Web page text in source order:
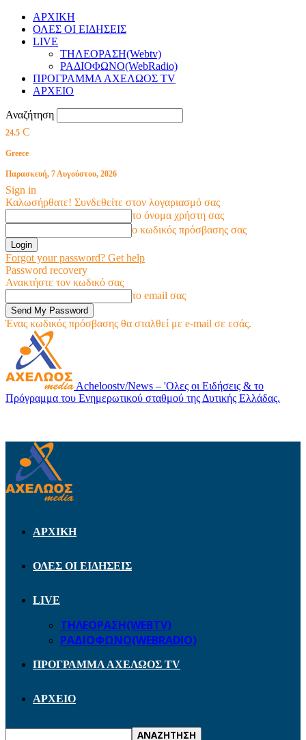
ΑΡΧΙΚΗ
ΟΛΕΣ ΟΙ ΕΙΔΗΣΕΙΣ
LIVE
ΤΗΛΕΟΡΑΣΗ(Webtv)
ΡΑΔΙΟΦΩΝΟ(WebRadio)
ΠΡΟΓΡΑΜΜΑ ΑΧΕΛΩΟΣ TV
ΑΡΧΕΙΟ
Αναζήτηση
24.5 C
Greece
Παρασκευή, 7 Αυγούστου, 2026
Sign in
Καλωσήρθατε! Συνδεθείτε στον λογαριασμό σας
το όνομα χρήστη σας
ο κωδικός πρόσβασης σας
Forgot your password? Get help
Password recovery
Ανακτήστε τον κωδικό σας
το email σας
Ένας κωδικός πρόσβασης θα σταλθεί με e-mail σε εσάς.
Acheloostv/News – 'Ολες οι Ειδήσεις & το
Πρόγραμμα του Ενημερωτικού σταθμού της Δυτικής Ελλάδας.
ΑΡΧΙΚΗ
ΟΛΕΣ ΟΙ ΕΙΔΗΣΕΙΣ
LIVE
ΤΗΛΕΟΡΑΣΗ(WEBTV)
ΡΑΔΙΟΦΩΝΟ(WEBRADIO)
ΠΡΟΓΡΑΜΜΑ ΑΧΕΛΩΟΣ TV
ΑΡΧΕΙΟ